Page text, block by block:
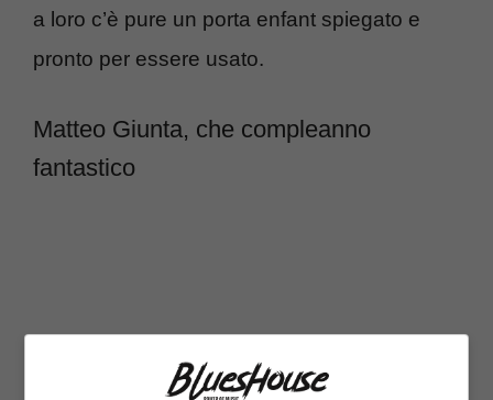
a loro c’è pure un porta enfant spiegato e
pronto per essere usato.
Matteo Giunta, che compleanno
fantastico